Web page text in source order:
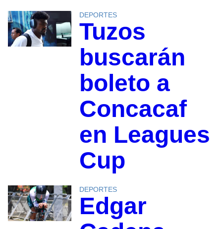
DEPORTES
Tuzos
buscarán
boleto a
Concacaf
en Leagues
Cup
DEPORTES
Edgar